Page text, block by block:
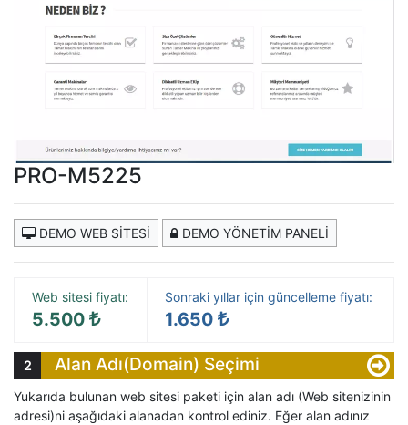
PRO-M5225
DEMO WEB SİTESİ DEMO YÖNETİM PANELİ
Web sitesi fiyatı:
5.500
Sonraki yıllar için güncelleme fiyatı:
1.650
Alan Adı(Domain) Seçimi
Yukarıda bulunan web sitesi paketi için alan adı (Web sitenizinin
adresi)ni aşağıdaki alanadan kontrol ediniz. Eğer alan adınız